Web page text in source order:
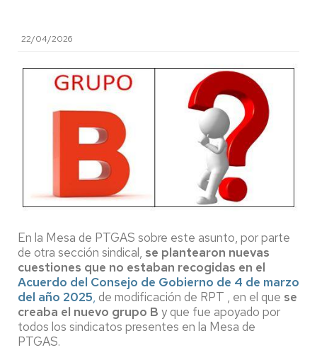
22/04/2026
En la Mesa de PTGAS sobre este asunto, por parte
de otra sección sindical, se plantearon nuevas
cuestiones que no estaban recogidas en el
Acuerdo del Consejo de Gobierno de 4 de marzo
del año 2025, de modificación de RPT , en el que se
creaba el nuevo grupo B y que fue apoyado por
todos los sindicatos presentes en la Mesa de
PTGAS.